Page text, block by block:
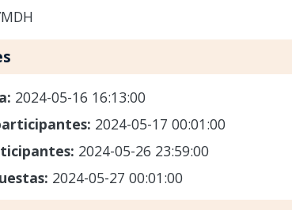
2024-05-16 16:13:00
2024-05-17 00:01:00
2024-05-26 23:59:00
2024-05-27 00:01:00